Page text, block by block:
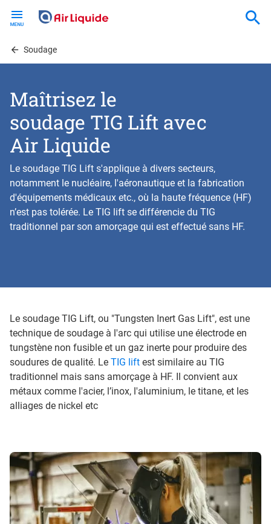
contentSoudage
Maîtrisez le
soudage TIG Lift avec
Air Liquide
Le soudage TIG Lift s'applique à divers secteurs,
notamment le nucléaire, l'aéronautique et la fabrication
d'équipements médicaux etc., où la haute fréquence (HF)
n’est pas tolérée. Le TIG lift se différencie du TIG
traditionnel par son amorçage qui est effectué sans HF.
Le soudage TIG Lift, ou "Tungsten Inert Gas Lift", est une
technique de soudage à l'arc qui utilise une électrode en
tungstène non fusible et un gaz inerte pour produire des
soudures de qualité. Le TIG lift est similaire au TIG
traditionnel mais sans amorçage à HF. Il convient aux
métaux comme l'acier, l’inox, l'aluminium, le titane, et les
alliages de nickel etc